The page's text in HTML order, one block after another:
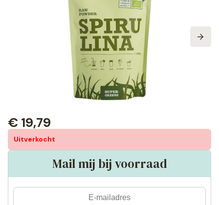
Uitverkocht
€ 19,79
Mail mij bij voorraad